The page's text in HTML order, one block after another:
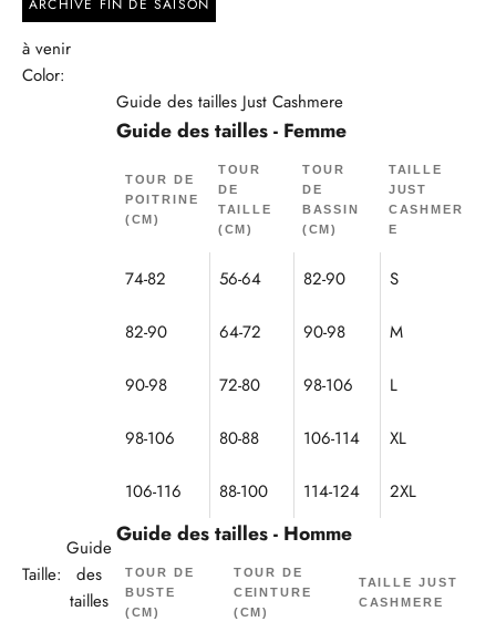
ARCHIVE FIN DE SAISON
à venir
Color:
Taille:
Guide
des
tailles
Guide des tailles Just Cashmere
Guide des tailles - Femme
TOUR DE
POITRINE
(CM)
TOUR
DE
TAILLE
(CM)
TOUR
DE
BASSIN
(CM)
TAILLE
JUST
CASHMER
E
74-82 56-64 82-90 S
82-90 64-72 90-98 M
90-98 72-80 98-106 L
98-106 80-88 106-114 XL
106-116 88-100 114-124 2XL
Guide des tailles - Homme
TOUR DE
BUSTE
(CM)
TOUR DE
CEINTURE
(CM)
TAILLE JUST
CASHMERE